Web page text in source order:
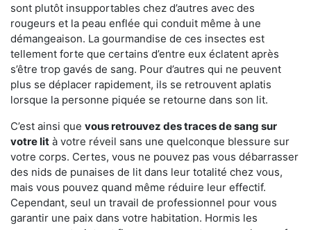
sont plutôt insupportables chez d’autres avec des
rougeurs et la peau enflée qui conduit même à une
démangeaison. La gourmandise de ces insectes est
tellement forte que certains d’entre eux éclatent après
s’être trop gavés de sang. Pour d’autres qui ne peuvent
plus se déplacer rapidement, ils se retrouvent aplatis
lorsque la personne piquée se retourne dans son lit.
C’est ainsi que vous retrouvez des traces de sang sur
votre lit à votre réveil sans une quelconque blessure sur
votre corps. Certes, vous ne pouvez pas vous débarrasser
des nids de punaises de lit dans leur totalité chez vous,
mais vous pouvez quand même réduire leur effectif.
Cependant, seul un travail de professionnel pour vous
garantir une paix dans votre habitation. Hormis les